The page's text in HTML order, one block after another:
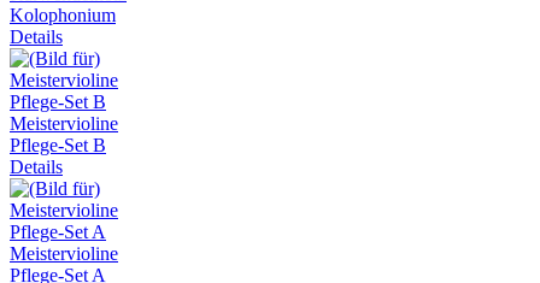
Kolophonium
Details
Meistervioline
Pflege-Set B
Details
Meistervioline
Pflege-Set A